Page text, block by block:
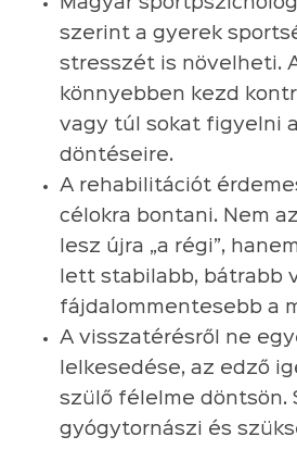
szerint a gyerek
stresszét is növelheti.
könnyebben kezd
vagy túl sokat figyelni
döntéseire.
A rehabilitációt
célokra bontani. Nem
lesz újra „a régi”,
lett stabilabb, bátrabb
fájdalommentesebb a
A visszatérésről ne
lelkesedése, az edző
szülő félelme döntsön.
gyógytornászi és